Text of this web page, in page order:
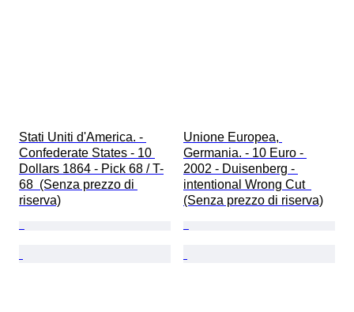
Stati Uniti d'America. -
Confederate States - 10
Dollars 1864 - Pick 68 / T-
68  (Senza prezzo di
riserva)
Unione Europea,
Germania. - 10 Euro -
2002 - Duisenberg -
intentional Wrong Cut
(Senza prezzo di riserva)